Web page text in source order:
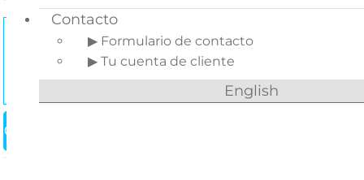
Business Care
38,00€+IVA/año
Más información
Comprar
Contacto
▶ Formulario de contacto
▶ Tu cuenta de cliente
English